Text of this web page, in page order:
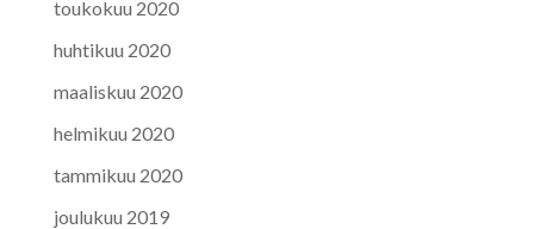
toukokuu 2020
huhtikuu 2020
maaliskuu 2020
helmikuu 2020
tammikuu 2020
joulukuu 2019